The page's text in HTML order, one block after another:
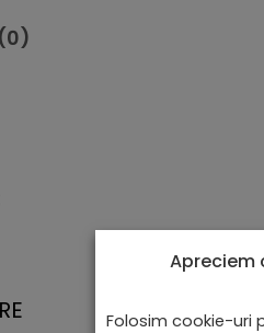
Apreciem
Folosim cookie-uri